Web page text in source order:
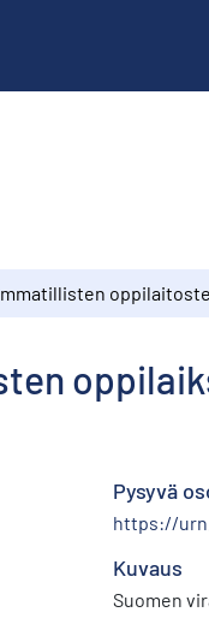
Pysyvä
https://
Kuvaus
Suomen